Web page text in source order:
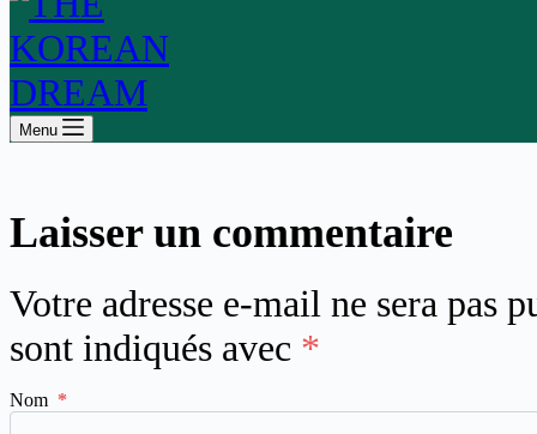
Menu
Laisser un commentaire
Votre adresse e-mail ne sera pas
sont indiqués avec *
Nom *